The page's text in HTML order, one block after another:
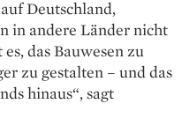
Deutschland,
in andere Länder nicht
das ­Bauwesen zu
zu gestalten – und das
hinaus“, sagt